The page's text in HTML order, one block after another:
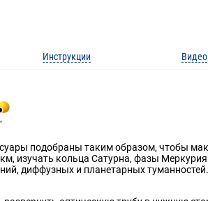
Инструкции Видео
подобраны таким образом, чтобы
изучать кольца Сатурна, фазы
диффузных и планетарных туманностей.